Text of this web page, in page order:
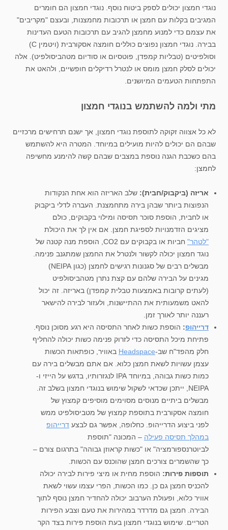
נוגדי חמצון יכולים לספק ביטוח נוסף. נוגדי חמצון הם חומרים
המגיבים בקלות עם חמצן או תרכובות מחמצנות, ובעצם "מקריבים"
את עצמם כדי למנוע מחמצן להגיב עם תרכובות הטעם העדינות
בבירה. נוגדי חמצון נפוצים כוללים חומצה אסקורבית (ויטמין C)
וסולפיטים (טבליות קמפדן, פוטסיום או סודיום מטהביסולפיט). אלה
יכולים לסלק חמצן מומס או לנטרל רדיקלים חופשיים, ולהאט את
התפתחות הטעמים המיושנים.
מתי ולמה להשתמש בנוגדי חמצון
לא כל אצווה זקוקה לתוספת נוגדי חמצון, אך ישנם תרחישים מרכזיים
שבהם הם יכולים להיות מועילים במיוחד. המטרה היא להשתמש
בהם כשכבת הגנה נוספת במצבים שבהם קשה להימנע מחשיפה
לחמצן:
אריזה (ביקבוק/חבית): שלב האריזה הוא אחת הנקודות
הנפוצות ביותר שבהן בירה מתחמצנת. העברה לדלי ביקבוק
או לחבית, הוספת סוכר תסיסה ומילוי בקבוקים, כולם
מציגים הזדמנויות לספיגת חמצן. אם אין לך את היכולת
"לטהר"
חביות או בקבוקים עם CO2, הוספת מנה קטנה של
נוגד חמצון יכולה לקשור ולנטרל את החמצן שמתגנב פנימה.
מבשלים רבים של סגנונות רגישים לחמצן (כגון NEIPA)
מגינים על הבירה שלהם עם קצת נתרן מטהביסולפיט
(לעתים קרובות באמצעות טבלית קמפדן) באריזה. זה יכול
להאט משמעותית את ההתיישנות, ולעזור לבירה להישאר
רעננה יותר לאורך זמן.
דרייהופ: הוספת כשות לאחר התסיסה היא רגע מסוכן נוסף.
פתיחת מיכל התסיסה כדי לזרוק פנימה כשות יכולה להחליף
חלק מהפד"ח שב-Headspace באוויר, כופתאות הכשות
עצמן עשויות לשאת חמצן כלוא. אם אתם מבשלים בירה עם
כמות כשות גבוהה, במיוחד IPA לנגזרותיו, בדגש על הייזי ו-
NEIPA, ייתכן שכדאי לשקול שימוש בנוגדי חמצון בשלב זה.
מבשלים ביתיים מנוסים מסוימים מוסיפים קמצוץ של
חומצה אסקורבית בתוספת קמצוץ של מטביסולפיט ממש
לפני ביצוע הדרייהופ. כחלופה, אפשר גם לבצע דרייהופ
במהלך תסיסה פעילה – המכונה "תוספת
לביוטרנספורמציה" או "כשות קראוזן גבוהה" בתרגום צורם –
כך שהשמרים צורכים חמצן שהוכנס עם הכשות.
תוספות פירות: הוספת מחית או מיצי פירות לבירה יכולה
להכניס חמצן גם כן. כמו הכשות, הפרי עצמו עשוי לשאת
אוויר כלוא, ופעולת הערבוב יכולה להחדיר חמצן נוסף לתוך
הבירה. חמצן גם מדרדר במהירות את טעם וצבע הפירות
הטריים. שימוש בנוגדי חמצון בעת הוספת פירות בצד הקר